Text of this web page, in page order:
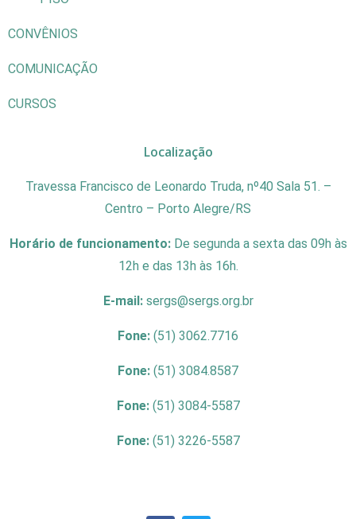
CONVÊNIOS
COMUNICAÇÃO
CURSOS
Localização
Travessa Francisco de Leonardo Truda, nº40 Sala 51. –
Centro – Porto Alegre/RS
Horário de funcionamento: De segunda a sexta das 09h às
12h e das 13h às 16h.
E-mail: sergs@sergs.org.br
Fone: (51) 3062.7716
Fone: (51) 3084.8587
Fone: (51) 3084-5587
Fone: (51) 3226-5587